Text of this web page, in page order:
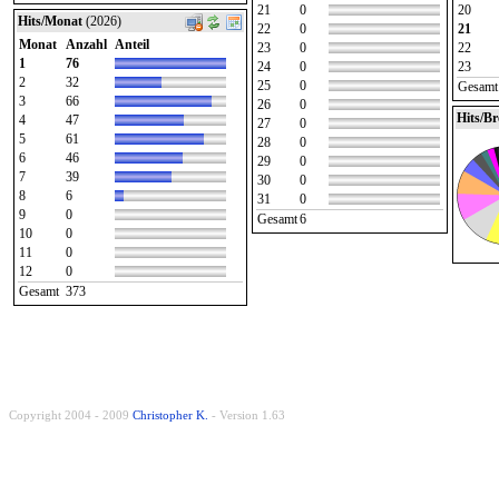
Hits/Monat (2026)
Monat
Anzahl Anteil
1
76
2
32
3
66
4
47
5
61
6
46
7
39
8
6
9
0
10
0
11
0
12
0
Gesamt 373
21
0
22
0
23
0
24
0
25
0
26
0
27
0
28
0
29
0
30
0
31
0
Gesamt6
20
21
22
23
Gesamt
Hits/
Copyright 2004 - 2009 Christopher K. - Version 1.63